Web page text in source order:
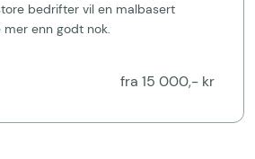
bedrifter vil en malbasert
enn godt nok.
fra 15 000,- kr